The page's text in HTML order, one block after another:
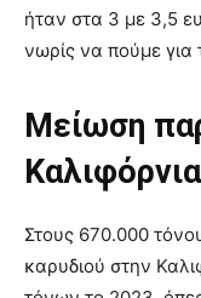
ήταν στα 3 με 3,5
νωρίς να πούμε για
Μείωση
Καλιφόρνια
Στους 670.000
καρυδιού στην